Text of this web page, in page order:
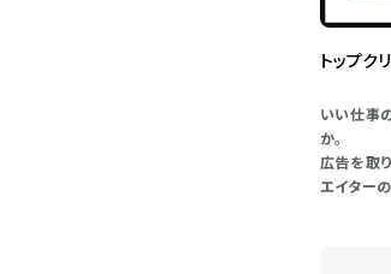
トップク
いい仕事
か。
広告を取
エイター